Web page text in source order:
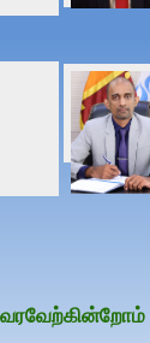
வரவேற்கின்றோம்